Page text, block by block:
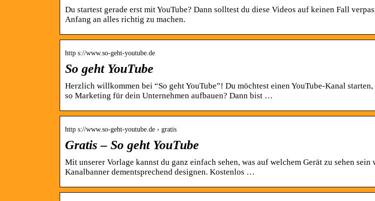
Du startest gerade erst mit YouTube? Dann solltest du diese Videos auf keinen Fall
Anfang an alles richtig zu machen.
http s://www.so-geht-youtube.de
So geht YouTube
Herzlich willkommen bei “So geht YouTube”! Du möchtest einen YouTube-Kanal
so Marketing für dein Unternehmen aufbauen? Dann bist …
http s://www.so-geht-youtube.de › gratis
Gratis – So geht YouTube
Mit unserer Vorlage kannst du ganz einfach sehen, was auf welchem Gerät zu sehen sein
Kanalbanner dementsprechend designen. Kostenlos …